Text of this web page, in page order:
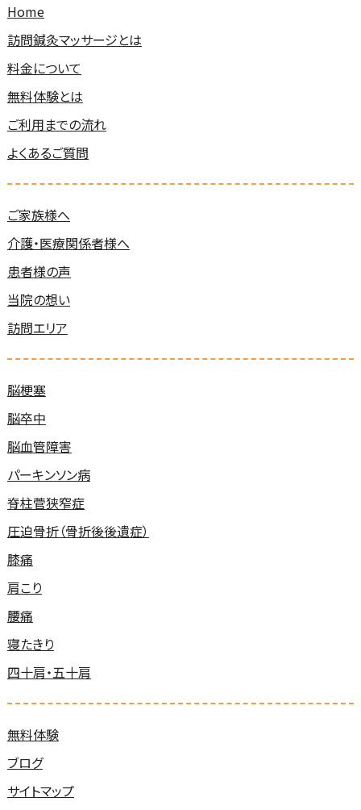
Home
訪問鍼灸マッサージとは
料金について
無料体験とは
ご利用までの流れ
よくあるご質問
ご家族様へ
介護・医療関係者様へ
患者様の声
当院の想い
訪問エリア
脳梗塞
脳卒中
脳血管障害
パーキンソン病
脊柱菅狭窄症
圧迫骨折（骨折後後遺症）
膝痛
肩こり
腰痛
寝たきり
四十肩・五十肩
無料体験
ブログ
サイトマップ